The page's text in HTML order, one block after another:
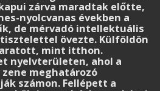
zárva maradtak előtte,
nyolcvanas években a
de mérvadó intellektuális
övezte. Külföldön
mint itthon.
nyelvterületen, ahol a
meghatározó
számon. Fellépett a